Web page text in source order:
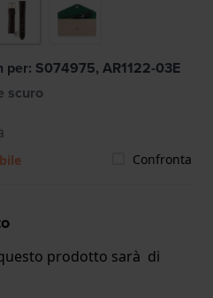
S074975, AR1122-03E
scuro
Confronta
prodotto sarà di